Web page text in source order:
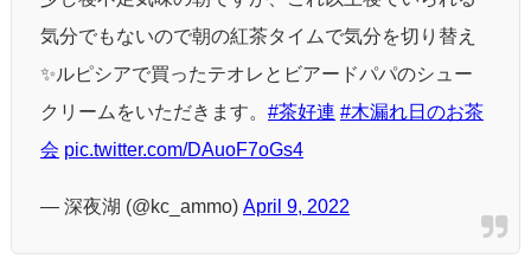
気分でもないので朝の紅茶タイムで気分を切り替え
✨ルピシアで買ったテオレとビアードパパのシュー
クリームをいただきます。 #茶好連 #木漏れ日のお茶
会 pic.twitter.com/DAuoF7oGs4
— 深夜湖 (@kc_ammo) April 9, 2022